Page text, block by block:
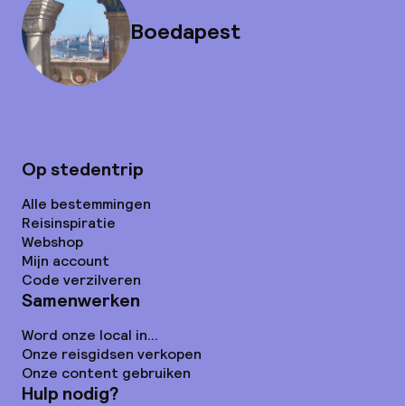
Boedapest
Op stedentrip
Alle bestemmingen
Reisinspiratie
Webshop
Mijn account
Code verzilveren
Samenwerken
Word onze local in...
Onze reisgidsen verkopen
Onze content gebruiken
Hulp nodig?